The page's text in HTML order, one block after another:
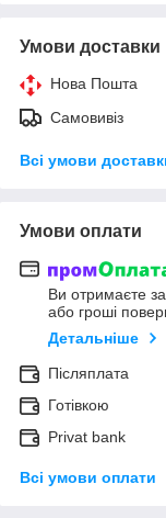
Умови доставки
Нова Пошта
Самовивіз
Всі умови
Умови оплати
Ви отримаєте
або гроші
Детальніше
Післяплата
Готівкою
Privat bank
Всі умови оплати